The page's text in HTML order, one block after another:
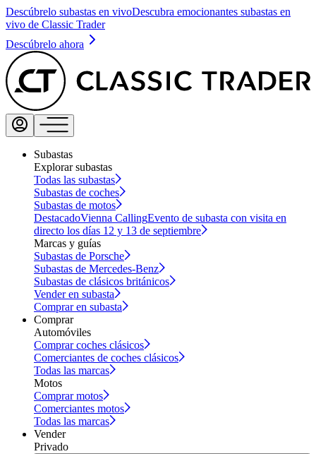
Descúbrelo subastas en vivoDescubra emocionantes subastas en
vivo de Classic Trader
Descúbrelo ahora
Subastas
Explorar subastas
Todas las subastas
Subastas de coches
Subastas de motos
DestacadoVienna CallingEvento de subasta con visita en
directo los días 12 y 13 de septiembre
Marcas y guías
Subastas de Porsche
Subastas de Mercedes-Benz
Subastas de clásicos británicos
Vender en subasta
Comprar en subasta
Comprar
Automóviles
Comprar coches clásicos
Comerciantes de coches clásicos
Todas las marcas
Motos
Comprar motos
Comerciantes motos
Todas las marcas
Vender
Privado